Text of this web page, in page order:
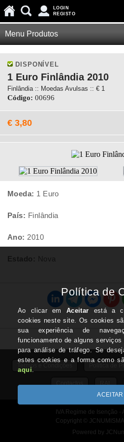
LOGIN
REGISTO
Menu Produtos
DISPONÍVEL
1 Euro Finlândia 2010
Finlândia :: Moedas Avulsas :: € 1
Código: 00696
€ 3,80
Moeda: 1 Euro
País: Finlândia
Ano: 2010
Estado: Nova
Termos e Condições
Contactos RAL
IVA Regime de Isenção -
Copyright ©
Powered by